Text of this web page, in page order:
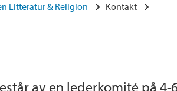
Litteratur & Religion Kontakt
av en lederkomité på